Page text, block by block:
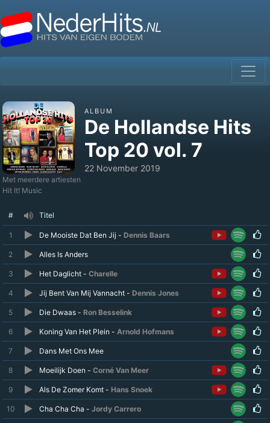
ALBUM
De Hollandse Hits
Top 20 vol. 7
22 November 2019
Met meerdere artiesten
Hit It! Music
# Titel
1 De Mooiste Dat Ben Jij - Dennis Baars
2 Alles Is Anders
3 Het Daglicht - Charelle
4 Jij Bent Van Mij Vannacht - Dennis Jones
5 Die Dwaas - Ron Besselink
6 Koning Van Het Plein - Arnold Hofmans
7 Dans Met Ons Mee
8 Moeilijk Doen - Corné Van Meer
9 Als De Zomer Komt - Hans Snoek
10 Cha Cha Cha - Jordy Carrero